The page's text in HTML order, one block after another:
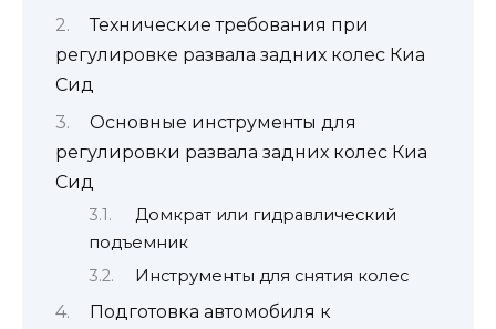
Технические требования при
регулировке развала задних колес Киа
Сид
Основные инструменты для
регулировки развала задних колес Киа
Сид
Домкрат или гидравлический
подъемник
Инструменты для снятия колес
Подготовка автомобиля к